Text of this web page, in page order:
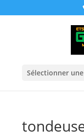
Sélectionner